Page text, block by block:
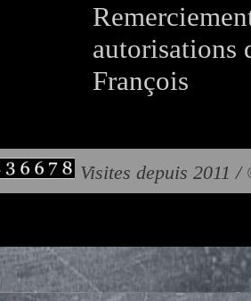
autorisations
François
Visites depuis 2011